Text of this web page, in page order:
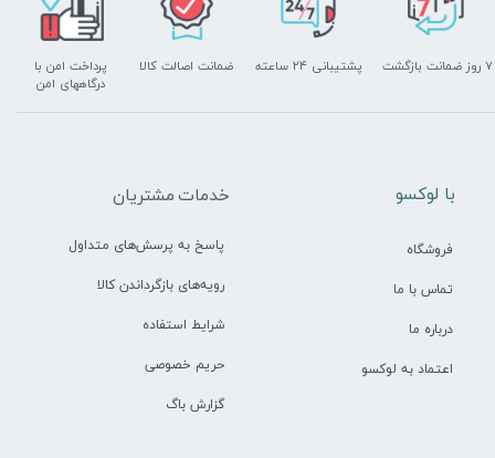
پشتیبانی ۲۴ ساعته
پرداخت امن با
درگاههای امن
۷ روز ضمانت بازگشت ضمانت اصالت کالا
خدمات مشتریان
پاسخ به پرسش‌های متداول
رویه‌های بازگرداندن کالا
شرایط استفاده
حریم خصوصی
گزارش باگ
​با لوکسو
فروشگاه
تماس با ما
درباره ما
اعتماد به لوکسو